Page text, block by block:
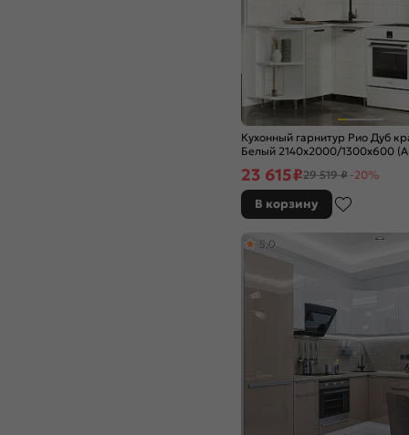
Кухонный гарнитур Рио Дуб
Белый 2140x2000/1300x600
23 615₽29 519 ₽ -20%
В корзину
5,0